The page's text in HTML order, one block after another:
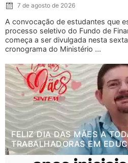
7 de agosto de 2026
A convocação de estudantes que
processo seletivo do Fundo de
começa a ser divulgada nesta
cronograma do Ministério ...
FELIZ DIA DAS MÃES A
TRABALHADORAS EM EDUCAÇÃO
PESSOA.